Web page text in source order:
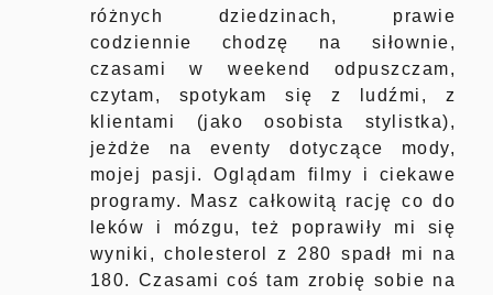
różnych dziedzinach, prawie
codziennie chodzę na siłownie,
czasami w weekend odpuszczam,
czytam, spotykam się z ludźmi, z
klientami (jako osobista stylistka),
jeżdże na eventy dotyczące mody,
mojej pasji. Oglądam filmy i ciekawe
programy. Masz całkowitą rację co do
leków i mózgu, też poprawiły mi się
wyniki, cholesterol z 280 spadł mi na
180. Czasami coś tam zrobię sobie na